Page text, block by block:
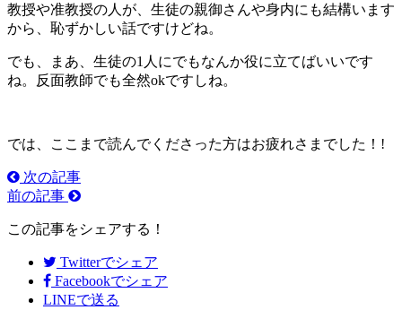
教授や准教授の人が、生徒の親御さんや身内にも結構います
から、恥ずかしい話ですけどね。
でも、まあ、生徒の1人にでもなんか役に立てばいいです
ね。反面教師でも全然okですしね。
では、ここまで読んでくださった方はお疲れさまでした！!
次の記事
前の記事
この記事をシェアする！
Twitterでシェア
Facebookでシェア
LINEで送る